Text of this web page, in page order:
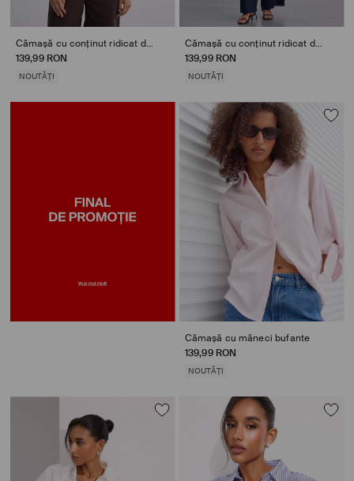
Cămașă cu conținut ridicat de bumbac
139,99 RON
NOUTĂȚI
Cămașă cu conținut ridicat de bumbac
139,99 RON
NOUTĂȚI
Cămașă cu mâneci bufante
139,99 RON
NOUTĂȚI